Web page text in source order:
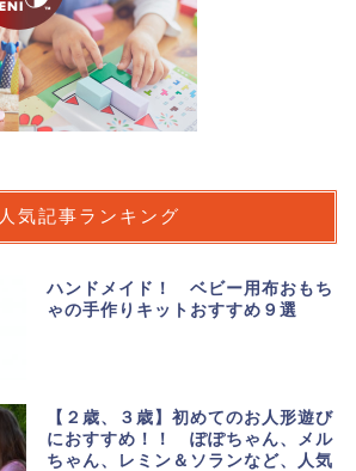
人気記事ランキング
ハンドメイド！ ベビー用布おもち
ゃの手作りキットおすすめ９選
【２歳、３歳】初めてのお人形遊び
におすすめ！！ ぽぽちゃん、メル
ちゃん、レミン＆ソランなど、人気